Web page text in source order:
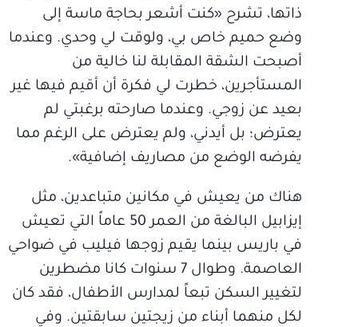
ذاتها، تشرح «كنت أشعر بحاجة ماسة إلى
وضع حميم خاص بي، ولوقت لي وحدي. وعندما
أصبحت الشقة المقابلة لنا خالية من
المستأجرين، خطرت لي فكرة أن أقيم فيها غير
بعيد عن زوجي. وعندما صارحته برغبتي لم
يعترض؛ بل أيدني، ولم يعترض على الرغم مما
يفرضه الوضع من مصاريف إضافية».
هناك من يعيش في مكانين متباعدين، مثل
إيزابيل البالغة من العمر 50 عاماً التي تعيش
في باريس بينما يقيم زوجها فيليب في ضواحي
العاصمة. وطوال 7 سنوات كانا مضطرين
لتغيير السكن تبعاً لمدارس الأطفال، فقد كان
لكل منهما أبناء من زيجتين سابقتين. وفي